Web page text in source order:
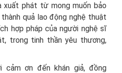
xuất phát từ mong muốn bảo
quả lao động nghệ thuật
hợp pháp của người nghệ sĩ
trong tinh thần yêu thương,
ơn đến khán giả, đồng